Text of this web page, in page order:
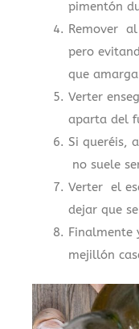
pimentón
Remover al
pero
que
Verter
aparta del
Si queréis,
no suele
Verter el
dejar que
Finalmente
mejillón